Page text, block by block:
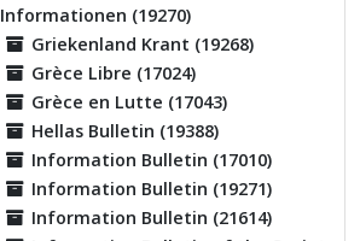
Informationen (19270)
Griekenland Krant (19268)
Grèce Libre (17024)
Grèce en Lutte (17043)
Hellas Bulletin (19388)
Information Bulletin (17010)
Information Bulletin (19271)
Information Bulletin (21614)